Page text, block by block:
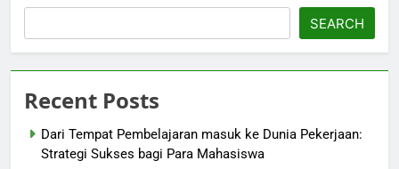
SEARCH
Recent Posts
Dari Tempat Pembelajaran masuk ke Dunia Pekerjaan:
Strategi Sukses bagi Para Mahasiswa